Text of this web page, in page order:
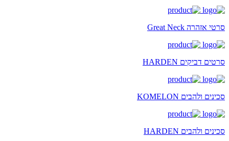
סרטי אזהרה Great Neck
סרטים דביקים HARDEN
סכינים ולהבים KOMELON
סכינים ולהבים HARDEN